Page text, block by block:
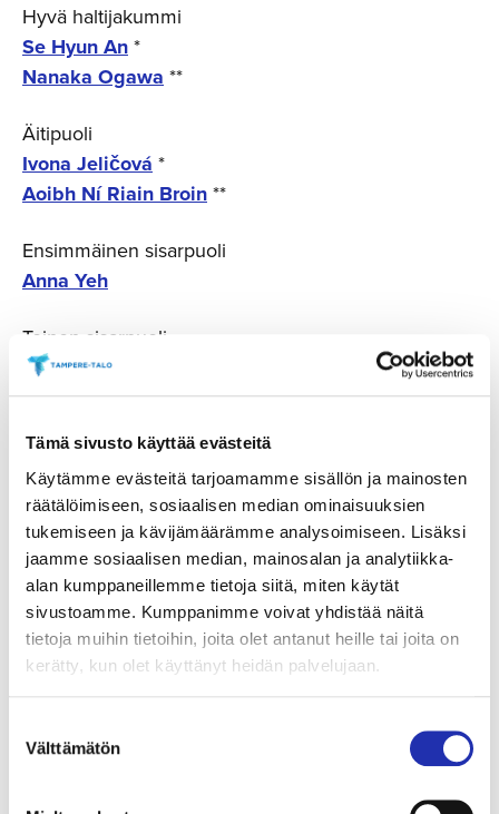
Tämä sivusto käyttää evästeitä
Käytämme evästeitä tarjoamamme sisällön ja mainosten
räätälöimiseen, sosiaalisen median ominaisuuksien
tukemiseen ja kävijämäärämme analysoimiseen. Lisäksi
jaamme sosiaalisen median, mainosalan ja analytiikka-
alan kumppaneillemme tietoja siitä, miten käytät
sivustoamme. Kumppanimme voivat yhdistää näitä
tietoja muihin tietoihin, joita olet antanut heille tai joita on
kerätty, kun olet käyttänyt heidän palvelujaan.
valinta
Välttämätön
Hyvä haltijakummi
Se Hyun An*
Nanaka Ogawa **
Äitipuoli
Ivona Jeličová *
Aoibh Ní Riain Broin**
Ensimmäinen sisarpuoli
Anna Yeh
Toinen sisarpuoli
Kristýna Kmentová
Sarah Ronešová**
Isä
Petr Hos
Äiti
Sarah Ronešová*
Petra Večeřová**
Prinssin ystävät
Petr Hos